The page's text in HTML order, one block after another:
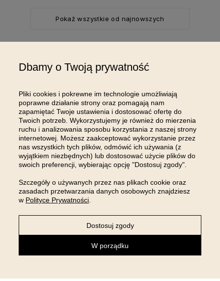
Pokaż wszystkie od najnowszych
INSTAGRAMIE
Dbamy o Twoją prywatność
Pliki cookies i pokrewne im technologie umożliwiają
poprawne działanie strony oraz pomagają nam
zapamiętać Twoje ustawienia i dostosować ofertę do
Twoich potrzeb. Wykorzystujemy je również do mierzenia
ruchu i analizowania sposobu korzystania z naszej strony
internetowej. Możesz zaakceptować wykorzystanie przez
nas wszystkich tych plików, odmówić ich używania (z
wyjątkiem niezbędnych) lub dostosować użycie plików do
swoich preferencji, wybierając opcję "Dostosuj zgody".
Szczegóły o używanych przez nas plikach cookie oraz
zasadach przetwarzania danych osobowych znajdziesz
w Polityce Prywatności
W porządku
Dostosuj zgody